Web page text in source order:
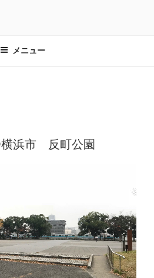
メニュー
横浜市 反町公園